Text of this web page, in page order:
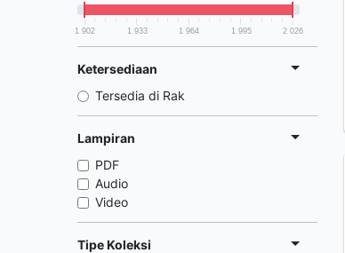
1 902 1 933 1 964 1 995 2 026
Ketersediaan
Tersedia di Rak
Lampiran
PDF
Audio
Video
Tipe Koleksi